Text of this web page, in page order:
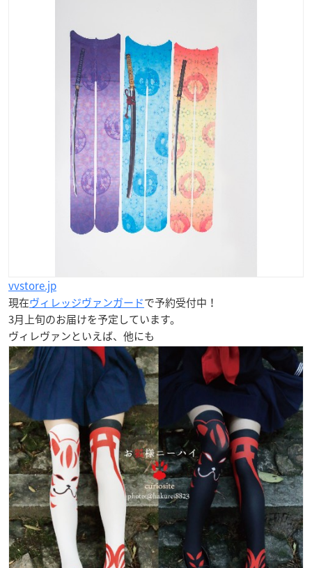
vvstore.jp
現在ヴィレッジヴァンガードで予約受付中！
3月上旬のお届けを予定しています。
ヴィレヴァンといえば、他にも